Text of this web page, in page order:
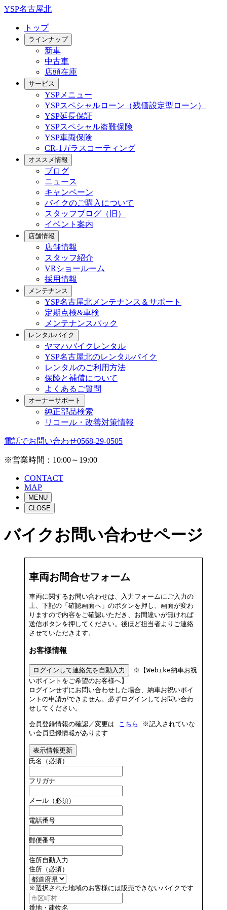
YSP名古屋北
トップ
ラインナップ
新車
中古車
店頭在庫
サービス
YSPメニュー
YSPスペシャルローン（残価設定型ローン）
YSP延長保証
YSPスペシャル盗難保険
YSP車両保険
CR-1ガラスコーティング
オススメ情報
ブログ
ニュース
キャンペーン
バイクのご購入について
スタッフブログ（旧）
イベント案内
店舗情報
店舗情報
スタッフ紹介
VRショールーム
採用情報
メンテナンス
YSP名古屋北メンテナンス＆サポート
定期点検&車検
メンテナンスパック
レンタルバイク
ヤマハバイクレンタル
YSP名古屋北のレンタルバイク
レンタルのご利用方法
保険と補償について
よくあるご質問
オーナーサポート
純正部品検索
リコール・改善対策情報
電話でお問い合わせ0568-29-0505
※営業時間：10:00～19:00
CONTACT
MAP
MENU
CLOSE
バイクお問い合わせページ
車両お問合せフォーム
車両に関するお問い合わせは、入力フォームにご入力の
上、下記の「確認画面へ」のボタンを押し、画面が変わ
りますので内容をご確認いただき、お間違いが無ければ
送信ボタンを押してください。後ほど担当者よりご連絡
させていただきます。
お客様情報
ログインして連絡先を自動入力
※【Webike納車お祝
いポイントをご希望のお客様へ】
ログインせずにお問い合わせした場合、納車お祝いポイ
ントの申請ができません。必ずログインしてお問い合わ
せしてください。
会員登録情報の確認／変更は こちら
※記入されていな
い会員登録情報があります
表示情報更新
氏名
（必須）
フリガナ
メール （必須）
電話番号
郵便番号
住所自動入力
住所 （必須）
※選択された地域のお客様には販売できないバイクです
番地・建物名